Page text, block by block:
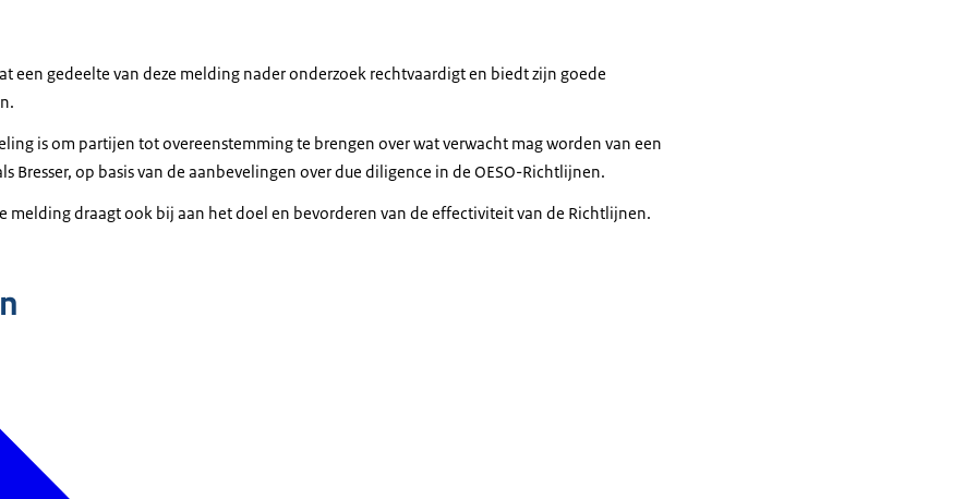
een gedeelte van deze melding nader onderzoek rechtvaardigt en biedt zijn goede
is om partijen tot overeenstemming te brengen over wat verwacht mag worden van een
Bresser, op basis van de aanbevelingen over due diligence in de OESO-Richtlijnen.
melding draagt ook bij aan het doel en bevorderen van de effectiviteit van de Richtlijnen.